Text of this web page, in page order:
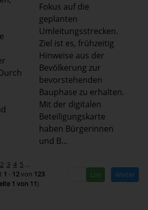
Fokus auf die
geplanten
Umleitungsstrecken.
Ziel ist es, frühzeitig
Hinweise aus der
Bevölkerung zur
bevorstehenden
Bauphase zu erhalten.
Mit der digitalen
Beteiligungskarte
haben Bürgerinnen
und B...
2 3 4 5 …
1 - 12von 123
1 von 11)
Weiter